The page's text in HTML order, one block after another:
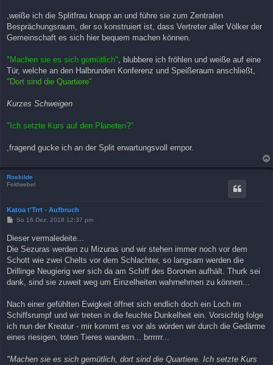
,weiße ich die Splitfrau knapp an und führe sie zum Zentralen
Besprächungsraum, der so konstruiert ist, dass Vertreter aller Völker der
Gemeinschaft es sich hier bequem machen können.
"Machen sie es sich gemütlich", blubbere ich fröhlen und weiße auf eine
Tür, welche an den Halbrunden Konferenz und Speißeraum anschließt,
"Dort sind die Quartiere"
Kurzes Schweigen
"Ich setzte Kurs auf den Planeten?"
,fragend gucke ich an der Split erwartungsvoll empor.
Roskilde
Feldwebel
Katoa t'Trrt - Aufbruch
B
t
r
a
g
So 16 Dez, 2018 12:37 pm
Dieser vermaledeite...
Die Sezuras werden zu Mizuras und wir stehen immer noch vor dem
Schott wie zwei Chelts vor dem Schlachter, so langsam werden die
Drillinge Neugierig wer sich da am Schiff des Boronen aufhält. Thurk sei
dank, sind sie zuweit weg um Einzelheiten wahrnehmen zu können...
Nach einer gefühlten Ewigkeit öffnet sich endlich doch ein Loch im
Schiffsrumpf und wir treten in die feuchte Dunkelheit ein. Vorsichtig folge
ich nun der Kreatur - mir kommt es vor als würden wir durch die Gedärme
eines riesigen, toten Tieres wandern... brrrrrr...
"Machen sie es sich gemütlich, dort sind die Quartiere. Ich setzte Kurs